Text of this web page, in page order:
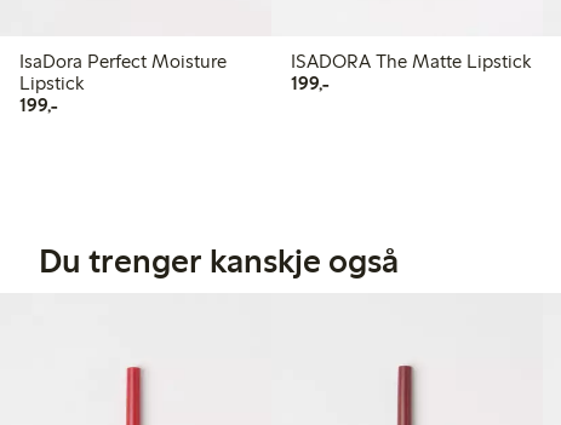
IsaDora Perfect Moisture
Lipstick
199,-199,00 kr
ISADORA The Matte Lipstick
199,-199,00 kr
Du trenger kanskje også